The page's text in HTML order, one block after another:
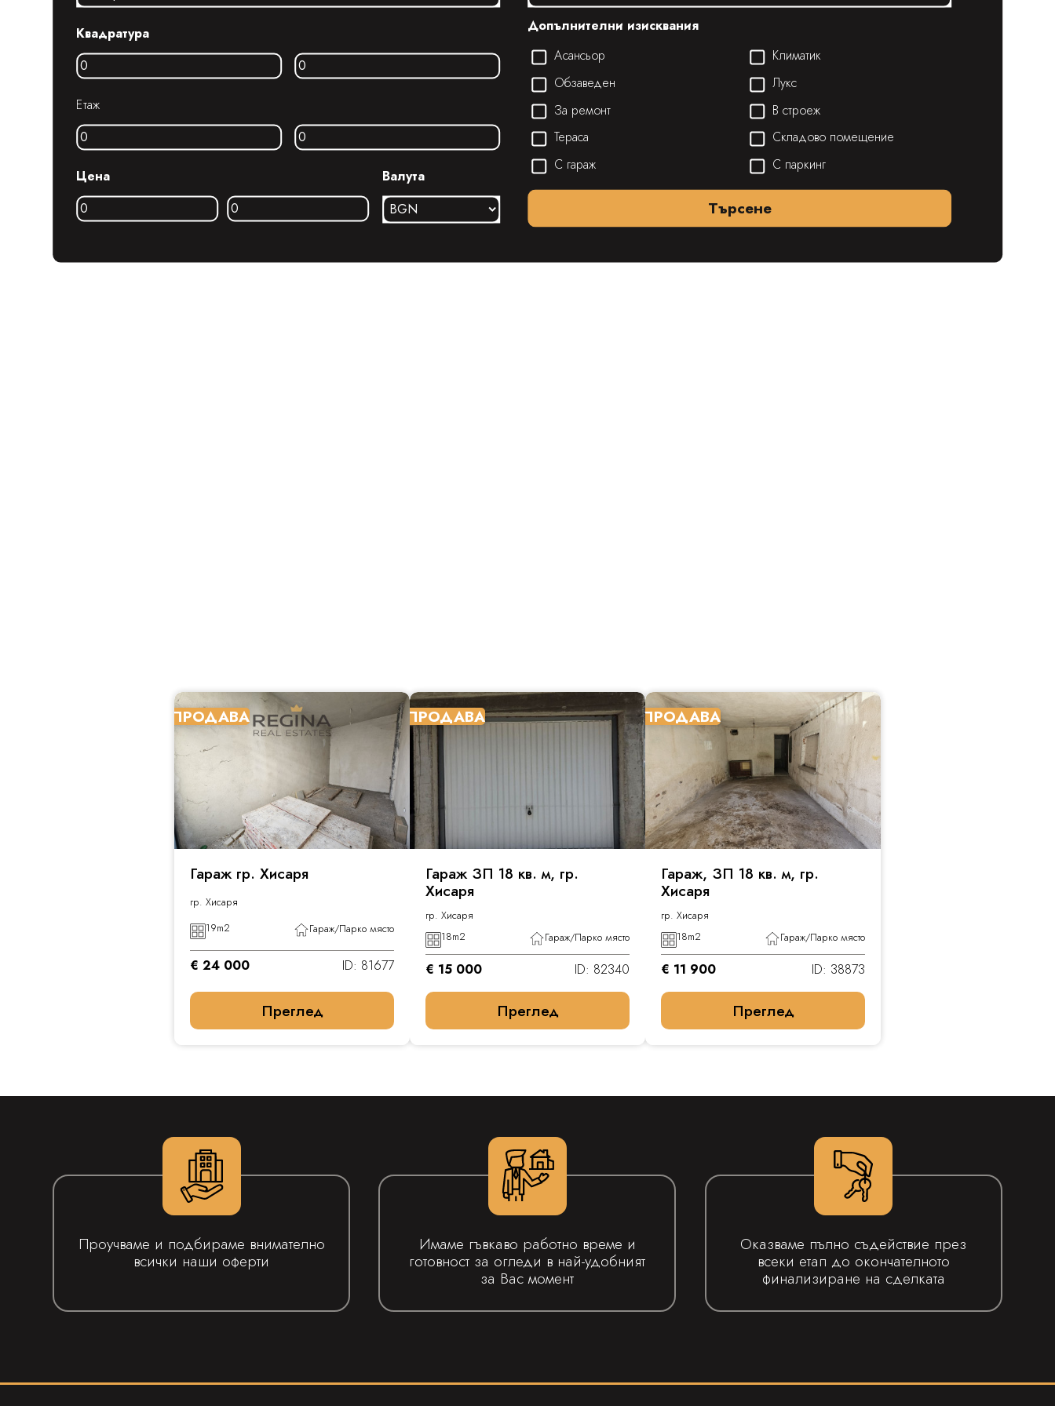
Квадратура
Етаж
Цена Валута
Допълнителни изисквания
Асансьор
Климатик
Обзаведен
Лукс
За ремонт
В строеж
Тераса
Складово помещение
С гараж
С паркинг
Търсене
ПРОДАВА
Гараж гр. Хисаря
гр. Хисаря
19m2 Гараж/Парко място
€ 24 000 ID: 81677
Преглед
ПРОДАВА
Гараж ЗП 18 кв. м, гр.
Хисаря
гр. Хисаря
18m2 Гараж/Парко място
€ 15 000 ID: 82340
Преглед
ПРОДАВА
Гараж, ЗП 18 кв. м, гр.
Хисаря
гр. Хисаря
18m2 Гараж/Парко място
€ 11 900 ID: 38873
Преглед
Проучваме и подбираме внимателно
всички наши оферти
Имаме гъвкаво работно време и
готовност за огледи в най-удобният
за Вас момент
Оказваме пълно съдействие през
всеки етап до окончателното
финализиране на сделката